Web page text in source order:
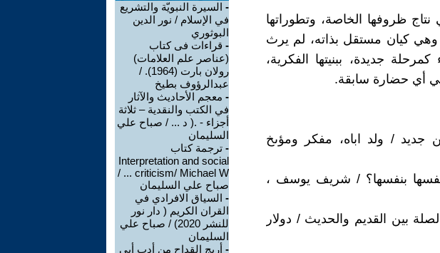
ظروفها الخاصة، وتطوراتها
وهي كيان مستقل بذاته، لم يرث
جديدة، ببنيتها الفكرية،
في أي حضارة سابقة.
جديد / ولد اباه، مفكر ومؤىخ
نفسها بنفسها؟ / شريف يوسف ،
بين القديم والحديث / دولار
- السيرة النبويّة والتشريع
في الإسلام / نور الدين
البوثوري
- قراءات فى كتاب
(عناصر علم العلامات)
رولان بارت (1964). /
عبدالرؤوف بطيخ
- معجم الأحاديث والآثار
في الكتب والنقدية – ثلاثة
أجزاء - .( د ... / صباح علي
السليمان
- ترجمة كتاب
Interpretation and social
criticism/ Michael W ... /
صباح علي السليمان
- السياق الافرادي في
القران الكريم ( دار نور
للنشر 2020) / صباح علي
السليمان
- أريج القداح من أدب أبي